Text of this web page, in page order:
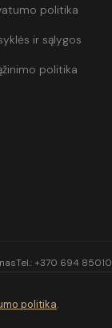
politika
ir sąlygos
politika
Tel.: +370 694 85010
politika.